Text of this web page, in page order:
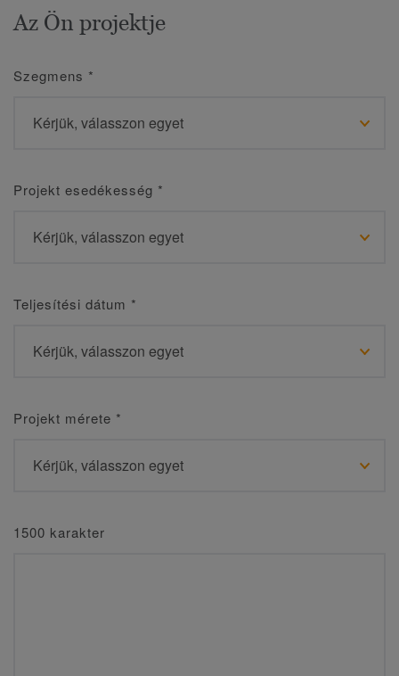
Az Ön projektje
Szegmens *
Projekt esedékesség *
Teljesítési dátum *
Projekt mérete *
1500 karakter